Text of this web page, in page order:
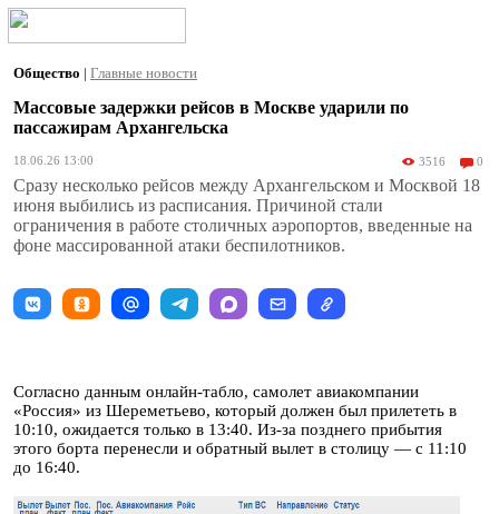
Общество | Главные новости
Массовые задержки рейсов в Москве ударили по
пассажирам Архангельска
18.06.26 13:00 3516 0
Сразу несколько рейсов между Архангельском и Москвой 18
июня выбились из расписания. Причиной стали
ограничения в работе столичных аэропортов, введенные на
фоне массированной атаки беспилотников.
Согласно данным онлайн-табло, самолет авиакомпании
«Россия» из Шереметьево, который должен был прилететь в
10:10, ожидается только в 13:40. Из-за позднего прибытия
этого борта перенесли и обратный вылет в столицу — с 11:10
до 16:40.